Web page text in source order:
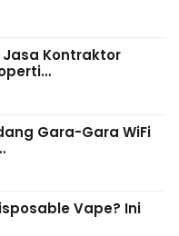
Jasa Kontraktor
Gara-Gara WiFi
Vape? Ini